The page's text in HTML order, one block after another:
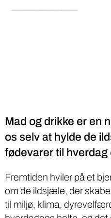
Mad og drikke er en
os selv at hylde de
fødevarer til hverdag
Fremtiden hviler på et
om de ildsjæle, der
til miljø, klima,